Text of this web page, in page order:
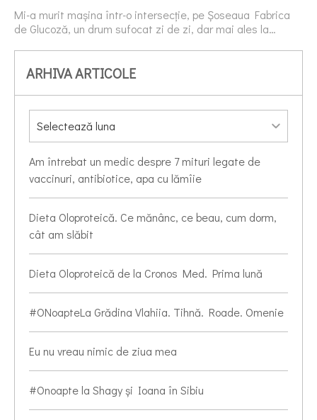
Mi-a murit mașina într-o intersecție, pe Șoseaua Fabrica
de Glucoză, un drum sufocat zi de zi, dar mai ales la…
ARHIVA ARTICOLE
Am întrebat un medic despre 7 mituri legate de
vaccinuri, antibiotice, apa cu lămîie
Dieta Oloproteică. Ce mănânc, ce beau, cum dorm,
cât am slăbit
Dieta Oloproteică de la Cronos Med. Prima lună
#ONoapteLa Grădina Vlahiia. Tihnă. Roade. Omenie
Eu nu vreau nimic de ziua mea
#Onoapte la Shagy și Ioana în Sibiu